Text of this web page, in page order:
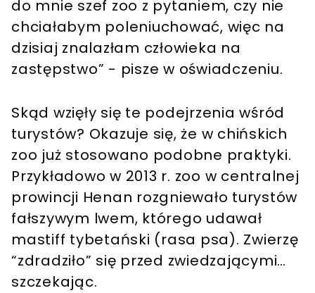
do mnie szef zoo z pytaniem, czy nie
chciałabym poleniuchować, więc na
dzisiaj znalazłam człowieka na
zastępstwo” - pisze w oświadczeniu.
Skąd wzięły się te podejrzenia wśród
turystów? Okazuje się, że w chińskich
zoo już stosowano podobne praktyki.
Przykładowo w 2013 r. zoo w centralnej
prowincji Henan rozgniewało turystów
fałszywym lwem, którego udawał
mastiff tybetański (rasa psa). Zwierzę
“zdradziło” się przed zwiedzającymi…
szczekając.